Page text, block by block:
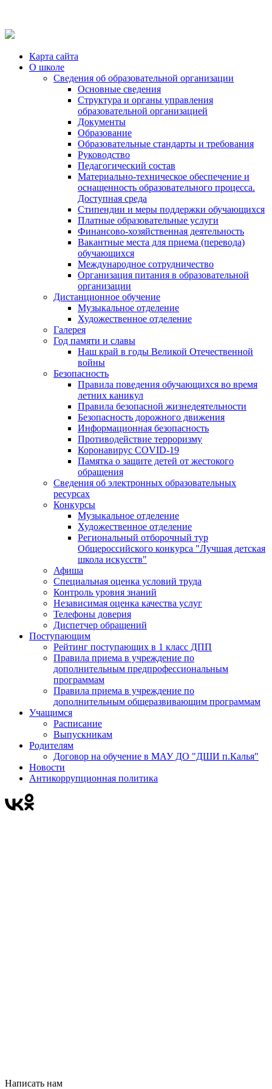
Карта сайта
О школе
Сведения об образовательной организации
Основные сведения
Структура и органы управления
образовательной организацией
Документы
Образование
Образовательные стандарты и требования
Руководство
Педагогический состав
Материально-техническое обеспечение и
оснащенность образовательного процесса.
Доступная среда
Стипендии и меры поддержки обучающихся
Платные образовательные услуги
Финансово-хозяйственная деятельность
Вакантные места для приема (перевода)
обучающихся
Международное сотрудничество
Организация питания в образовательной
организации
Дистанционное обучение
Музыкальное отделение
Художественное отделение
Галерея
Год памяти и славы
Наш край в годы Великой Отечественной
войны
Безопасность
Правила поведения обучающихся во время
летних каникул
Правила безопасной жизнедеятельности
Безопасность дорожного движения
Информационная безопасность
Противодействие терроризму
Коронавирус COVID-19
Памятка о защите детей от жестокого
обращения
Сведения об электронных образовательных
ресурсах
Конкурсы
Музыкальное отделение
Художественное отделение
Региональный отборочный тур
Общероссийского конкурса "Лучшая детская
школа искусств"
Афиша
Специальная оценка условий труда
Контроль уровня знаний
Независимая оценка качества услуг
Телефоны доверия
Диспетчер обращений
Поступающим
Рейтинг поступающих в 1 класс ДПП
Правила приема в учреждение по
дополнительным предпрофессиональным
программам
Правила приема в учреждение по
дополнительным общеразвивающим программам
Учащимся
Расписание
Выпускникам
Родителям
Договор на обучение в МАУ ДО "ДШИ п.Калья"
Новости
Антикоррупционная политика
Написать нам